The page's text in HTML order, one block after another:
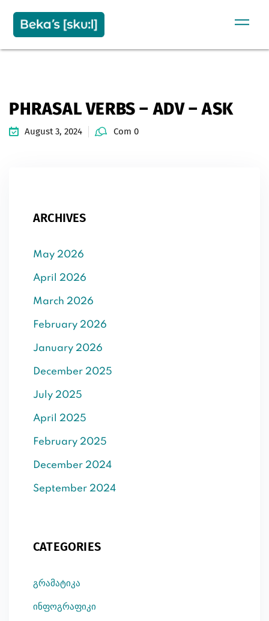
PHRASAL VERBS – ADV – ASK
August 3, 2024 Com 0
ARCHIVES
May 2026
April 2026
March 2026
February 2026
January 2026
December 2025
July 2025
April 2025
February 2025
December 2024
September 2024
CATEGORIES
გრამატიკა
ინფოგრაფიკი
Sign in
Already have an account?